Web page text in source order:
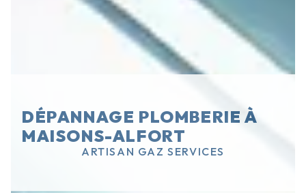
DÉPANNAGE PLOMBERIE À
MAISONS-ALFORT
ARTISAN GAZ SERVICES